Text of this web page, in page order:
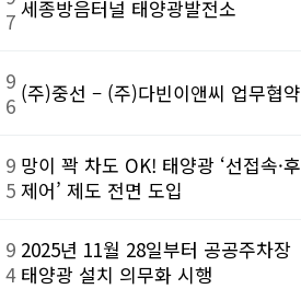
7 세종방음터널 태양광발전소
9
6 (주)중선 – (주)다빈이앤씨 업무협약
9
5
망이 꽉 차도 OK! 태양광 ‘선접속·후
제어’ 제도 전면 도입
9
4
2025년 11월 28일부터 공공주차장
태양광 설치 의무화 시행